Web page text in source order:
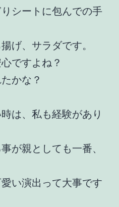
シートに包んでの手
げ、サラダです。
ですよね？
かな？
は、私も経験があり
が親としても一番、
い演出って大事です